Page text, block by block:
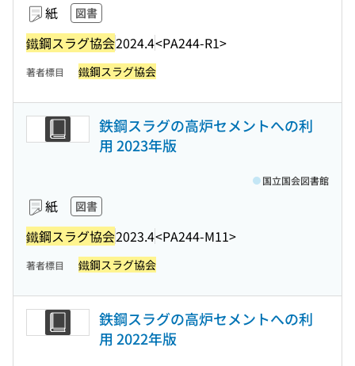
紙 図書
鐵鋼スラグ協会2024.4<PA244-R1>
著者標目 鐵鋼スラグ協会
鉄鋼スラグの高炉セメントへの利
用 2023年版
紙 図書
鐵鋼スラグ協会2023.4<PA244-M11>
国立国会図書館
著者標目 鐵鋼スラグ協会
鉄鋼スラグの高炉セメントへの利
用 2022年版